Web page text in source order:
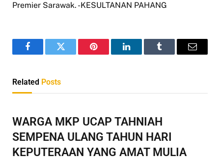
Premier Sarawak. -KESULTANAN PAHANG
FacebookTwitter Pinterest LinkedInTumblr Email
Related Posts
WARGA MKP UCAP TAHNIAH
SEMPENA ULANG TAHUN HARI
KEPUTERAAN YANG AMAT MULIA